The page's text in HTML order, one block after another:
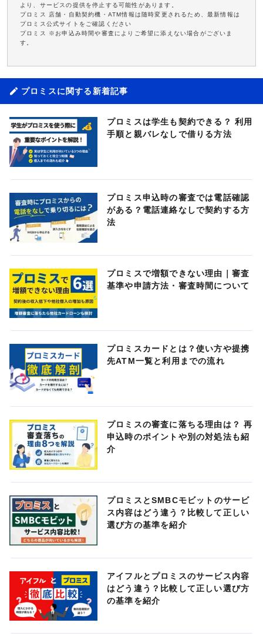
より、サービスの提供を停止する可能性があります。
プロミス 店舗・自動契約機・ATM情報は随時変更されるため、最新情報は
プロミス公式サイトをご確認ください
プロミス ※お申込み時間や審査によりご希望に添えない場合がございま
す。
プロミスに関する新着記事
プロミスは学生も契約できる？ 利用
手順と親バレなしで借りる方法
プロミス申込時の審査では電話確認
がある？電話連絡なしで契約する方
法
プロミスで増額できない理由｜審査
基準や申請方法・審査時間について
プロミスカードとは？使い方や提携
先ATM一覧と利用までの流れ
プロミスの審査に落ちる理由は？ 再
申込時のポイントや別の対処法も紹
介
プロミスとSMBCモビットのサービ
ス内容はどう違う？比較して正しい
選び方の基準を紹介
アイフルとプロミスのサービス内容
はどう違う？比較して正しい選び方
の基準を紹介